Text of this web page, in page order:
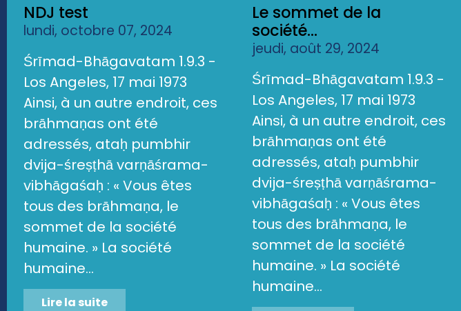
NDJ test
lundi, octobre 07, 2024
Śrīmad-Bhāgavatam 1.9.3 -
Los Angeles, 17 mai 1973
Ainsi, à un autre endroit, ces
brāhmaṇas ont été
adressés, ataḥ pumbhir
dvija-śreṣṭhā varṇāśrama-
vibhāgaśaḥ : « Vous êtes
tous des brāhmaṇa, le
sommet de la société
humaine. » La société
humaine...
Lire la suite
Le sommet de la
société...
jeudi, août 29, 2024
Śrīmad-Bhāgavatam 1.9.3 -
Los Angeles, 17 mai 1973
Ainsi, à un autre endroit, ces
brāhmaṇas ont été
adressés, ataḥ pumbhir
dvija-śreṣṭhā varṇāśrama-
vibhāgaśaḥ : « Vous êtes
tous des brāhmaṇa, le
sommet de la société
humaine. » La société
humaine...